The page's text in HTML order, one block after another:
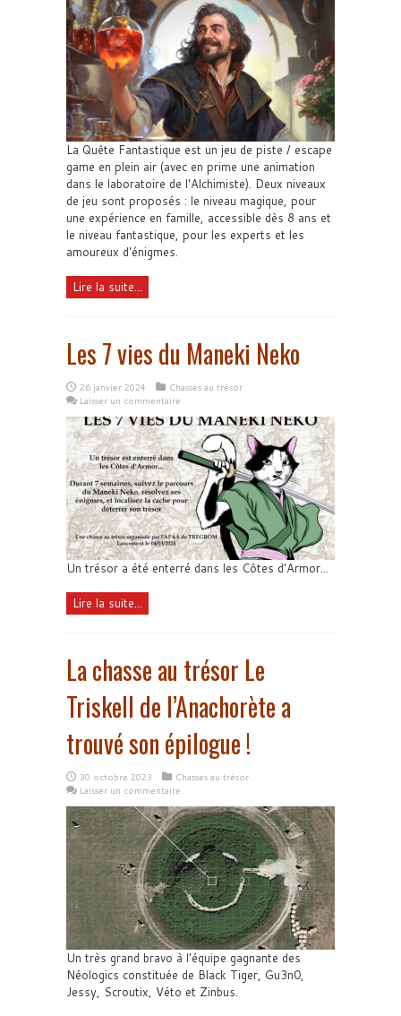
La Quête Fantastique est un jeu de piste / escape
game en plein air (avec en prime une animation
dans le laboratoire de l'Alchimiste). Deux niveaux
de jeu sont proposés : le niveau magique, pour
une expérience en famille, accessible dès 8 ans et
le niveau fantastique, pour les experts et les
amoureux d'énigmes.
Lire la suite...
Les 7 vies du Maneki Neko
26 janvier 2024
Chasses au trésor
Laisser un commentaire
Un trésor a été enterré dans les Côtes d'Armor...
Lire la suite...
La chasse au trésor Le
Triskell de l’Anachorète a
trouvé son épilogue !
30 octobre 2023
Chasses au trésor
Laisser un commentaire
Un très grand bravo à l'équipe gagnante des
Néologics constituée de Black Tiger, Gu3n0,
Jessy, Scroutix, Véto et Zinbus.